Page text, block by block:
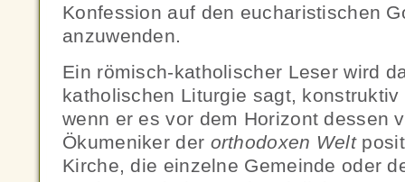
Konfession auf den eucharistischen
anzuwenden.
Ein römisch-katholischer Leser wird
katholischen Liturgie sagt,
wenn er es vor dem Horizont dessen
Ökumeniker der orthodoxen Welt
Kirche, die einzelne Gemeinde oder